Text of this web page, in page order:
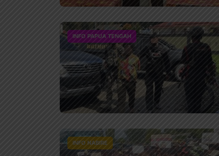
INFO PAPUA TENGAH
INFO NABIRE